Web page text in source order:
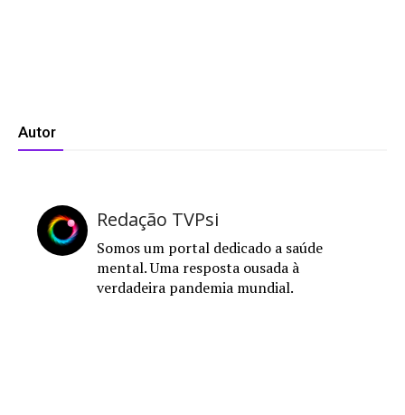
Autor
Redação TVPsi
Somos um portal dedicado a saúde
mental. Uma resposta ousada à
verdadeira pandemia mundial.